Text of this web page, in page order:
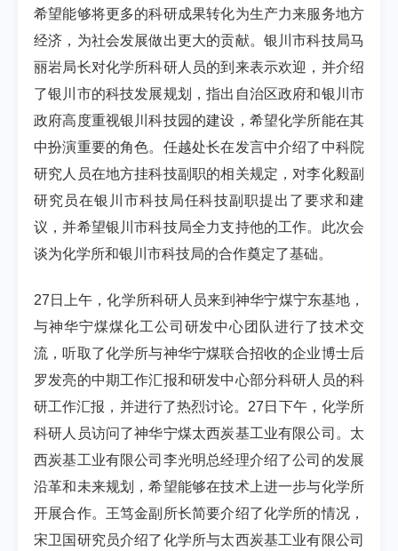
希望能够将更多的科研成果转化为生产力来服务地方
经济，为社会发展做出更大的贡献。银川市科技局马
丽岩局长对化学所科研人员的到来表示欢迎，并介绍
了银川市的科技发展规划，指出自治区政府和银川市
政府高度重视银川科技园的建设，希望化学所能在其
中扮演重要的角色。任越处长在发言中介绍了中科院
研究人员在地方挂科技副职的相关规定，对李化毅副
研究员在银川市科技局任科技副职提出了要求和建
议，并希望银川市科技局全力支持他的工作。此次会
谈为化学所和银川市科技局的合作奠定了基础。
27日上午，化学所科研人员来到神华宁煤宁东基地，
与神华宁煤煤化工公司研发中心团队进行了技术交
流，听取了化学所与神华宁煤联合招收的企业博士后
罗发亮的中期工作汇报和研发中心部分科研人员的科
研工作汇报，并进行了热烈讨论。27日下午，化学所
科研人员访问了神华宁煤太西炭基工业有限公司。太
西炭基工业有限公司李光明总经理介绍了公司的发展
沿革和未来规划，希望能够在技术上进一步与化学所
开展合作。王笃金副所长简要介绍了化学所的情况，
宋卫国研究员介绍了化学所与太西炭基工业有限公司